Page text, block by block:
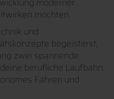
möchten.
und
begeisterst,
zwei spannende
berufliche Laufbahn:
Fahren und